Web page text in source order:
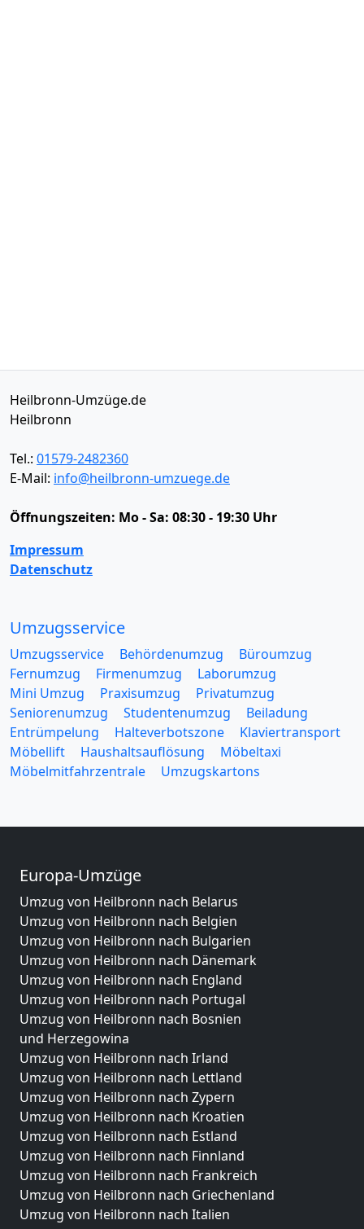
Heilbronn-Umzüge.de
Heilbronn
Tel.: 01579-2482360
E-Mail: info@heilbronn-umzuege.de
Öffnungszeiten: Mo - Sa: 08:30 - 19:30 Uhr
Impressum
Datenschutz
Umzugsservice
Umzugsservice Behördenumzug
Büroumzug
Fernumzug
Firmenumzug
Laborumzug
Mini Umzug
Praxisumzug
Privatumzug
Seniorenumzug
Studentenumzug
Beiladung
Entrümpelung
Halteverbotszone
Klaviertransport
Möbellift
Haushaltsauflösung
Möbeltaxi
Möbelmitfahrzentrale
Umzugskartons
Europa-Umzüge
Umzug von Heilbronn nach Belarus
Umzug von Heilbronn nach Belgien
Umzug von Heilbronn nach Bulgarien
Umzug von Heilbronn nach Dänemark
Umzug von Heilbronn nach England
Umzug von Heilbronn nach Portugal
Umzug von Heilbronn nach Bosnien
und Herzegowina
Umzug von Heilbronn nach Irland
Umzug von Heilbronn nach Lettland
Umzug von Heilbronn nach Zypern
Umzug von Heilbronn nach Kroatien
Umzug von Heilbronn nach Estland
Umzug von Heilbronn nach Finnland
Umzug von Heilbronn nach Frankreich
Umzug von Heilbronn nach Griechenland
Umzug von Heilbronn nach Italien